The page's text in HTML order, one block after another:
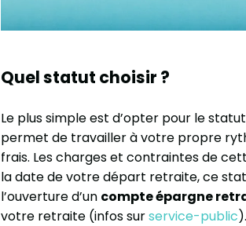
Quel statut choisir ?
Le plus simple est d’opter pour le
permet de travailler à votre propre
frais. Les charges et contraintes de
la date de votre départ retraite, ce
l’ouverture d’un compte épargne
votre retraite (infos surservice-public).